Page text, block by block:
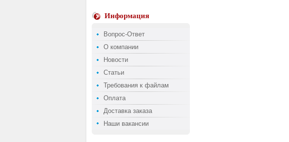
Информация
Вопрос-Ответ
О компании
Новости
Статьи
Требования к файлам
Оплата
Доставка заказа
Наши вакансии